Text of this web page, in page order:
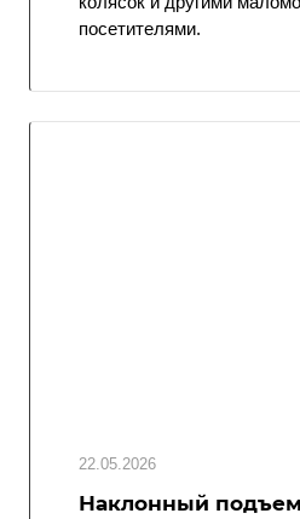
посетителями.
22.05.2026
Наклонный